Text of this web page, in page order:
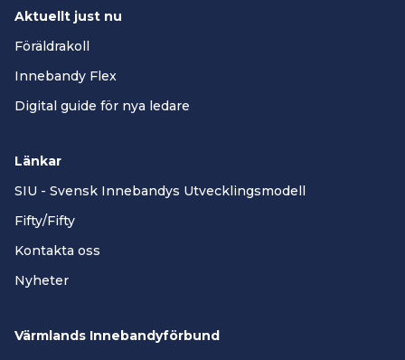
Aktuellt just nu
Föräldrakoll
Innebandy Flex
Digital guide för nya ledare
Länkar
SIU - Svensk Innebandys Utvecklingsmodell
Fifty/Fifty
Kontakta oss
Nyheter
Värmlands Innebandyförbund